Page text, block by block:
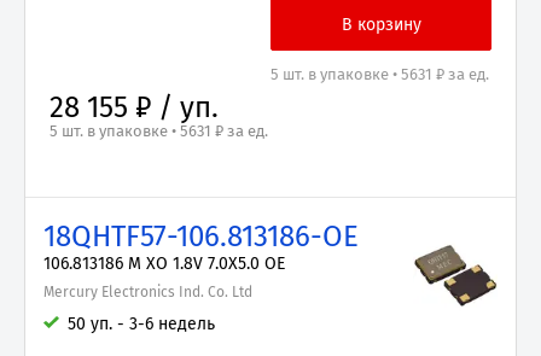
5 шт. в упаковке • 5631 ₽ за ед.
28 155 ₽ / уп.
5 шт. в упаковке • 5631 ₽ за ед.
18QHTF57-106.813186-OE
106.813186 M XO 1.8V 7.0X5.0 OE
Mercury Electronics Ind. Co. Ltd
50 уп. - 3-6 недель